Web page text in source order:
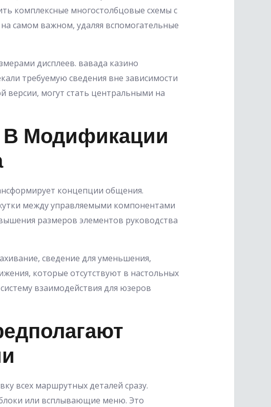
комплексные многостолбцовые схемы с
самом важном, удаляя вспомогательные
дисплеев. вавада казино
требуемую сведения вне зависимости
могут стать центральными на
В Модификации
концепции общения.
между управляемыми компонентами
размеров элементов руководства
сведение для уменьшения,
которые отсутствуют в настольных
взаимодействия для юзеров
всех маршрутных деталей сразу.
или всплывающие меню. Это